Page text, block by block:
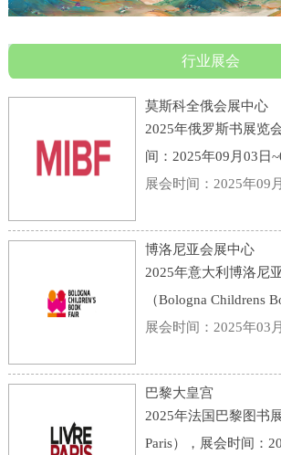
行业展会
莫斯科全俄会展中心
2025年俄罗斯书展览
间：2025年09月03日
点：俄罗斯-莫斯科-
LITERATURA PUBLI
展会时间：2025年09
博洛尼亚会展中心
2025年意大利博洛尼
（Bologna Childrens
间：2025年03月31日
中心
展会时间：2025年03
巴黎大皇宫
2025年法国巴黎图书
Paris），展会时间：